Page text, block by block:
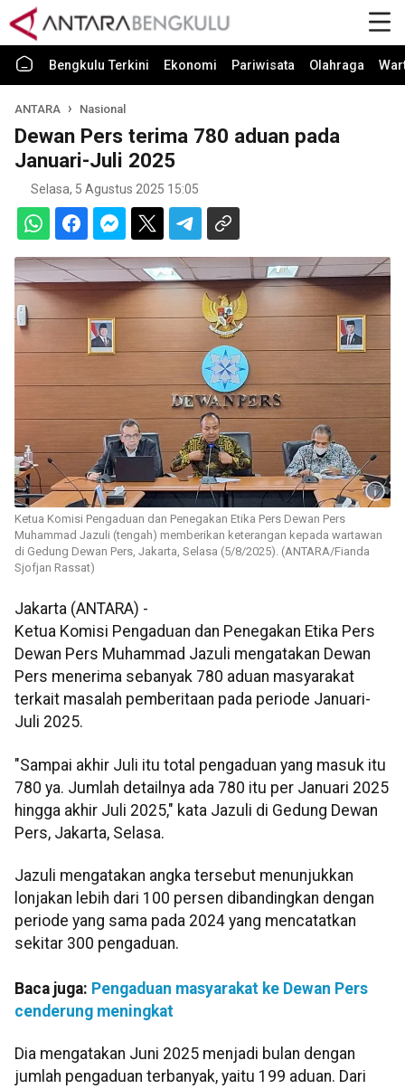
Bengkulu Terkini Ekonomi Pariwisata Olahraga
ANTARA Nasional
Dewan Pers terima 780 aduan pada
Januari-Juli 2025
Selasa, 5 Agustus 2025 15:05
Ketua Komisi Pengaduan dan Penegakan Etika Pers Dewan Pers
Muhammad Jazuli (tengah) memberikan keterangan kepada wartawan
di Gedung Dewan Pers, Jakarta, Selasa (5/8/2025). (ANTARA/Fianda
Sjofjan Rassat)
Jakarta (ANTARA) -
Ketua Komisi Pengaduan dan Penegakan Etika Pers
Dewan Pers Muhammad Jazuli mengatakan Dewan
Pers menerima sebanyak 780 aduan masyarakat
terkait masalah pemberitaan pada periode Januari-
Juli 2025.
"Sampai akhir Juli itu total pengaduan yang masuk itu
780 ya. Jumlah detailnya ada 780 itu per Januari 2025
hingga akhir Juli 2025," kata Jazuli di Gedung Dewan
Pers, Jakarta, Selasa.
Jazuli mengatakan angka tersebut menunjukkan
lonjakan lebih dari 100 persen dibandingkan dengan
periode yang sama pada 2024 yang mencatatkan
sekitar 300 pengaduan.
Baca juga: Pengaduan masyarakat ke Dewan Pers
cenderung meningkat
Dia mengatakan Juni 2025 menjadi bulan dengan
jumlah pengaduan terbanyak, yaitu 199 aduan. Dari